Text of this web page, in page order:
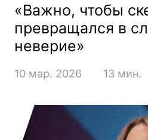
«Важно, чтобы
превращался в
неверие»
10 мар. 2026 13 мин.